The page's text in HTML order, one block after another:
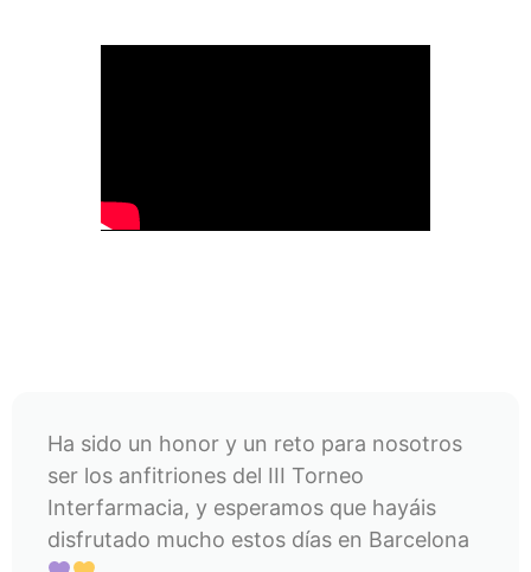
Ha sido un honor y un reto para nosotros
ser los anfitriones del III Torneo
Interfarmacia, y esperamos que hayáis
disfrutado mucho estos días en Barcelona